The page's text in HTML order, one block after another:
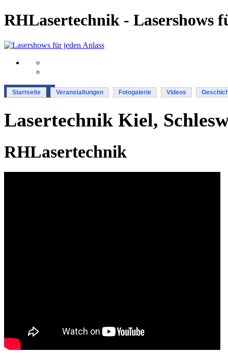
RHLasertechnik - Lasershows
Startseite Veranstaltungen Fotogalerie Videos
Lasertechnik Kiel,
RHLasertechnik